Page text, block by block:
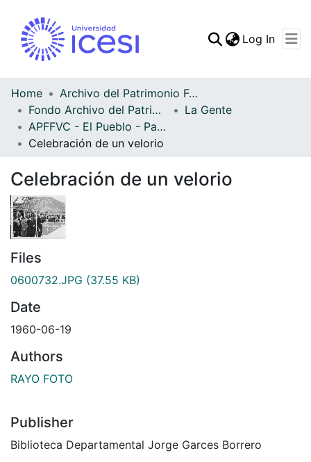
Statistics
Log In
Home
Archivo del Patrimonio Fotográfico y Fílmico del Valle del Cauca
Fondo Archivo del Patrimonio Fotográfico y Fílmico del Valle del Cauca
La Gente
APFFVC - El Pueblo - Patrimonial
Celebración de un velorio
Celebración de un velorio
Files
0600732.JPG (37.55 KB)
Date
1960-06-19
Authors
RAYO FOTO
Publisher
Biblioteca Departamental Jorge Garces Borrero